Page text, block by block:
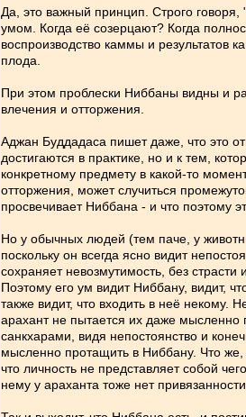
Да, это важный принцип. Строго
умом. Когда её созерцают? Когда
воспроизводство каммы и результатов
плода.
При этом проблески Ниббаны видны и
влечения и отторжения.
Аджан Буддадаса пишет даже, что это
достигаются в практике, но и к тем,
конкретному предмету в какой-то
отторжения, может случиться
просвечивает Ниббана - и что поэтому
Но у обычных людей (тем паче, у
поскольку он всегда ясно видит
сохраняет невозмутимость, без страсти
Поэтому его ум видит Ниббану, видит,
также видит, что входить в неё некому.
арахант не пытается их даже
санкхарами, видя непостоянство и
мысленно протащить в Ниббану. Что же,
что личность не представляет собой
нему у араханта тоже нет